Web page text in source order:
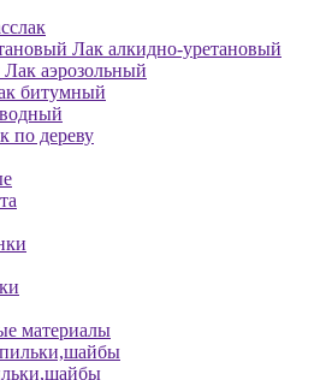
Лак алкидно-уретановый
Лак аэрозольный
битумный
по дереву
материалы